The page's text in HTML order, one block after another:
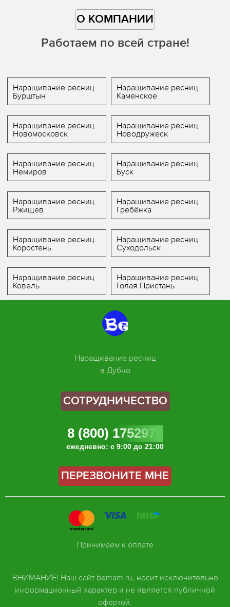
О КОМПАНИИ
Работаем по всей стране!
Наращивание ресниц
Бурштын
Наращивание ресниц
Каменское
Наращивание ресниц
Новомосковск
Наращивание ресниц
Новодружеск
Наращивание ресниц
Немиров
Наращивание ресниц
Буск
Наращивание ресниц
Ржищев
Наращивание ресниц
Гребёнка
Наращивание ресниц
Коростень
Наращивание ресниц
Суходольск
Наращивание ресниц
Ковель
Наращивание ресниц
Голая Пристань
Наращивание ресниц
в Дубно
СОТРУДНИЧЕСТВО
8 (800) 1752978
ежедневно: с 9:00 до 21:00
ПЕРЕЗВОНИТЕ МНЕ
ВНИМАНИЕ! Наш сайт bemam.ru, носит исключительно
информационный характер и не является публичной
офертой.
Принимаем к оплате